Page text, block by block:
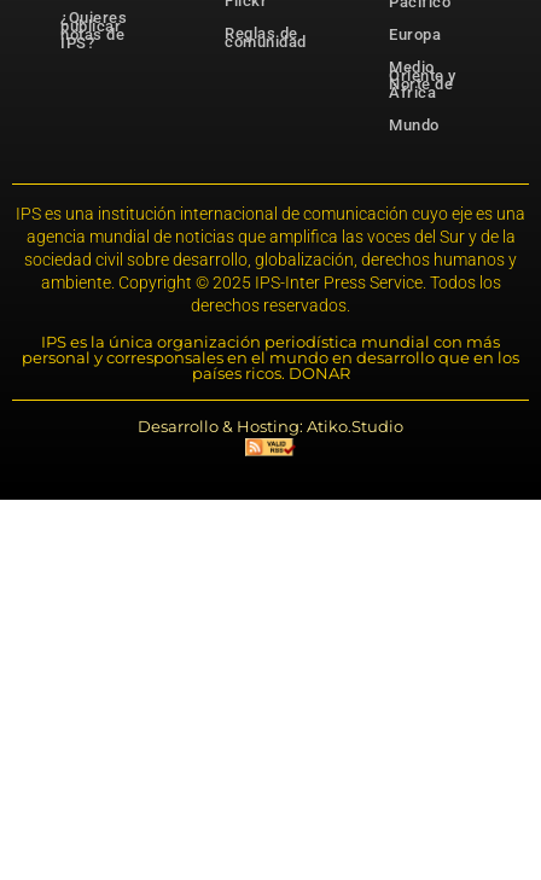
¿Quieres
publicar
notas de
IPS?
Reglas de
comunidad
Europa
Medio
Oriente y
Norte de
África
Mundo
IPS es una institución internacional de comunicación cuyo eje es una
agencia mundial de noticias que amplifica las voces del Sur y de la
sociedad civil sobre desarrollo, globalización, derechos humanos y
ambiente. Copyright © 2025 IPS-Inter Press Service. Todos los
derechos reservados.
IPS es la única organización periodística mundial con más
personal y corresponsales en el mundo en desarrollo que en los
países ricos. DONAR
Desarrollo & Hosting: Atiko.Studio